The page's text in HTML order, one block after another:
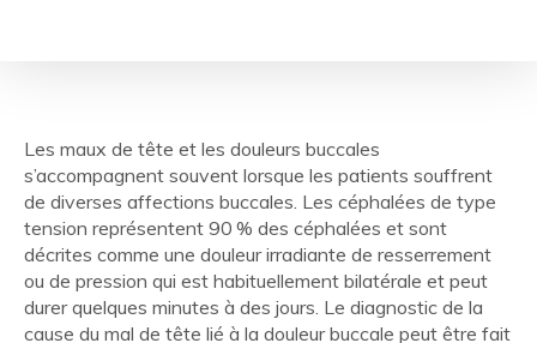
Les maux de tête et les douleurs buccales
s’accompagnent souvent lorsque les patients souffrent
de diverses affections buccales . Les céphalées de type
tension représentent 90 % des céphalées et sont
décrites comme une douleur irradiante de resserrement
ou de pression qui est habituellement bilatérale et peut
durer quelques minutes à des jours. Le diagnostic de la
cause du mal de tête lié à la douleur buccale peut être fait